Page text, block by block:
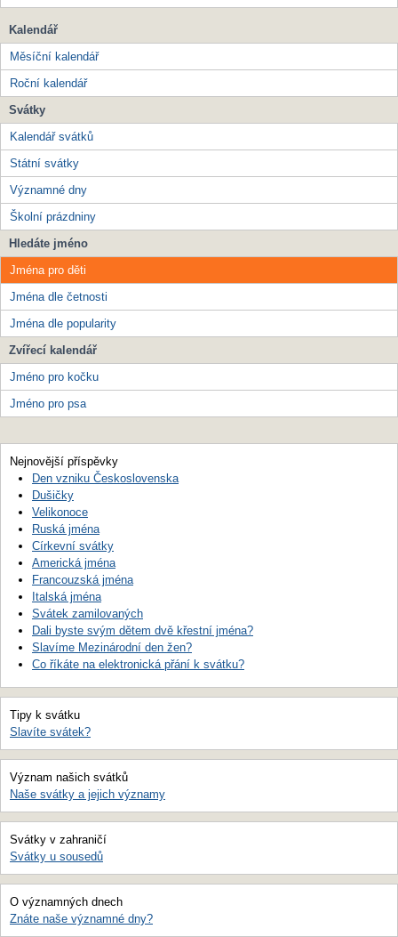
Kalendář
Měsíční kalendář
Roční kalendář
Svátky
Kalendář svátků
Státní svátky
Významné dny
Školní prázdniny
Hledáte jméno
Jména pro děti
Jména dle četnosti
Jména dle popularity
Zvířecí kalendář
Jméno pro kočku
Jméno pro psa
Nejnovější příspěvky
Den vzniku Československa
Dušičky
Velikonoce
Ruská jména
Církevní svátky
Americká jména
Francouzská jména
Italská jména
Svátek zamilovaných
Dali byste svým dětem dvě křestní jména?
Slavíme Mezinárodní den žen?
Co říkáte na elektronická přání k svátku?
Tipy k svátku
Slavíte svátek?
Význam našich svátků
Naše svátky a jejich významy
Svátky v zahraničí
Svátky u sousedů
O významných dnech
Znáte naše významné dny?